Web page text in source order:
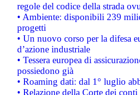
regole del codice della strada
• Ambiente: disponibili 239
progetti
• Un nuovo corso per la difesa
d’azione industriale
• Tessera europea di
possiedono già
• Roaming dati: dal 1° luglio
• Relazione della Corte dei